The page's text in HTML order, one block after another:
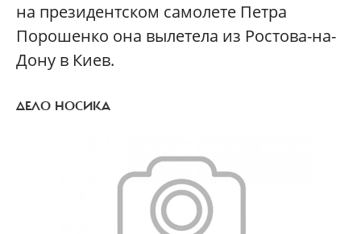
на президентском самолете Петра
Порошенко она вылетела из Ростова-на-
Дону в Киев.
ДЕЛО НОСИКА